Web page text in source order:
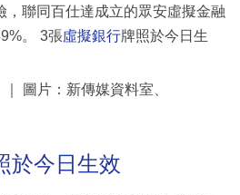
，聯同百仕達成立的眾安虛擬金融
。 3張虛擬銀行牌照於今日生
圖片：新傳媒資料室、
於今日生效